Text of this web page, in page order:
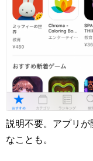
説明不要。アプリ
なことも。